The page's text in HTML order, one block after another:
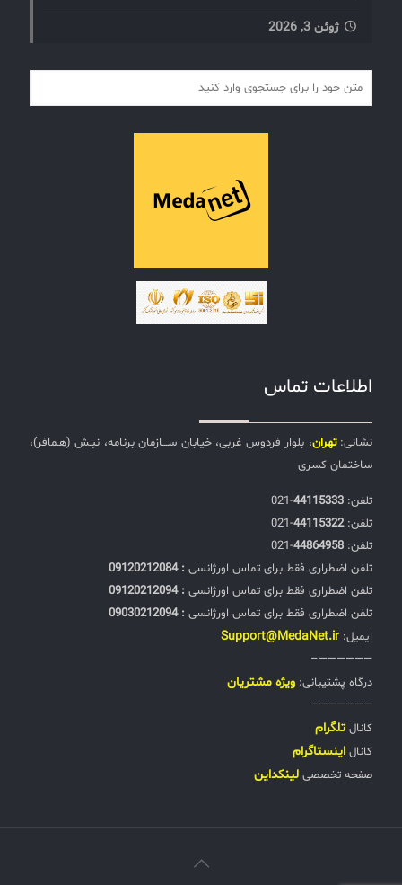
ژوئن 3, 2026
اطلاعات تماس
نشانی:تهران، بلوار فردوس غربی، خیابان ســـازمان برنامه، نبـش (هـمافر)،
ساختمان کسری
تلفن:‌ 44115333
-021
تلفن:‌44115322
-021
تلفن:‌ 44864958
-021
تلفن اضطراری فقط برای تماس اورژانسی : 09120212084
تلفن اضطراری فقط برای تماس اورژانسی : 09120212094
تلفن اضطراری فقط برای تماس اورژانسی : 09030212094
ایمیل: Support@MedaNet.ir
——————–
درگاه پشتیبانی: ويژه مشتریان
——————–
کانال تلگرام
کانال اینستاگرام
صفحه تخصصی لینکداین